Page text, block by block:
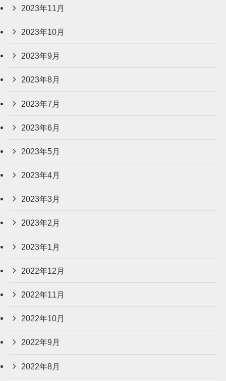
2023年11月
2023年10月
2023年9月
2023年8月
2023年7月
2023年6月
2023年5月
2023年4月
2023年3月
2023年2月
2023年1月
2022年12月
2022年11月
2022年10月
2022年9月
2022年8月